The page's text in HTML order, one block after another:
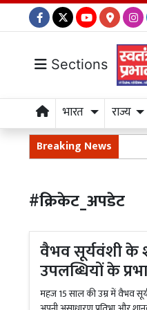
Sections
भारत राज्य
Breaking News
#क्रिकेट_अपडेट
वैभव सूर्यवंशी के
उपलब्धियों के
महज 15 साल की उम्र में वैभव